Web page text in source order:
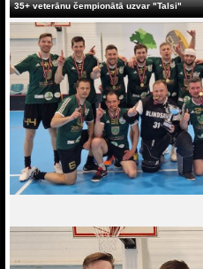
35+ veterānu čempionātā uzvar "Talsi"